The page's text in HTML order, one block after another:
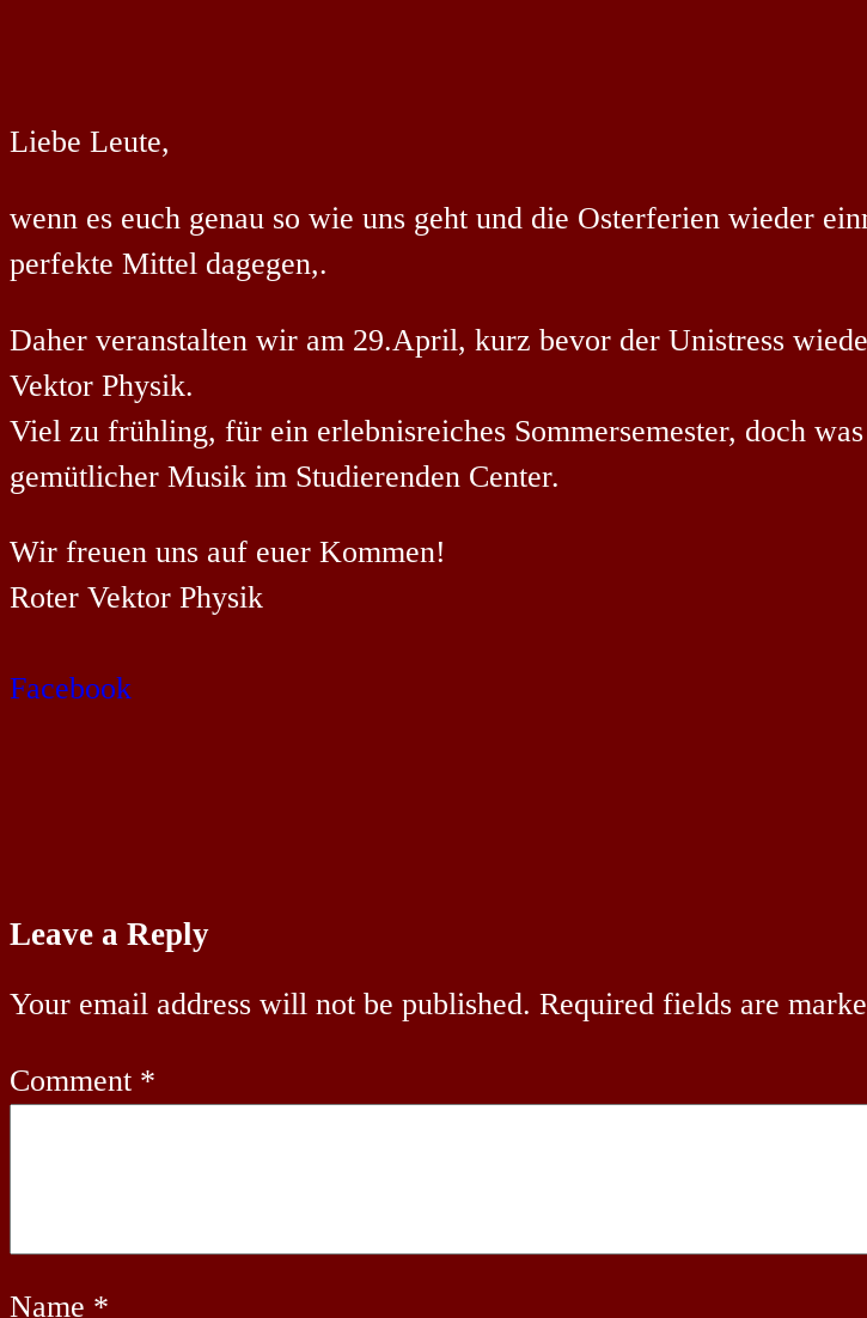
Liebe Leute,
wenn es euch genau so wie uns geht und die Osterferien wieder
perfekte Mittel dagegen,.
Daher veranstalten wir am 29.April, kurz bevor der Unistress
Vektor Physik.
Viel zu frühling, für ein erlebnisreiches Sommersemester, doch
gemütlicher Musik im Studierenden Center.
Wir freuen uns auf euer Kommen!
Roter Vektor Physik
Facebook
Leave a Reply
Your email address will not be published. Required fields are
Comment *
Name *